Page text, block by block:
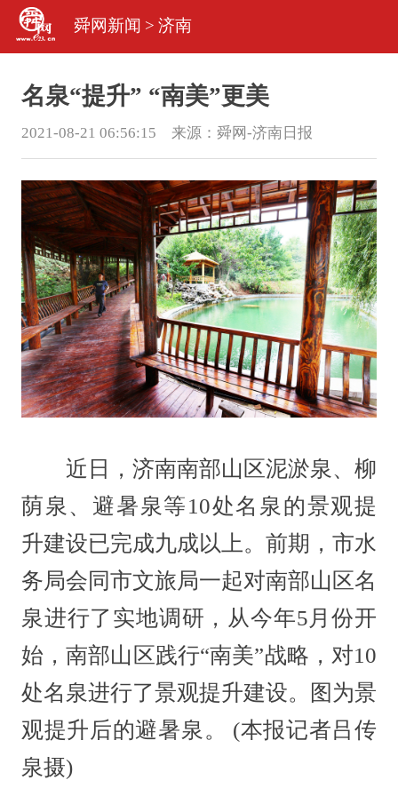
舜网新闻 > 济南
名泉“提升” “南美”更美
2021-08-21 06:56:15 来源： 舜网-济南日报
近日，济南南部山区泥淤泉、柳
荫泉、避暑泉等10处名泉的景观提
升建设已完成九成以上。前期，市水
务局会同市文旅局一起对南部山区名
泉进行了实地调研，从今年5月份开
始，南部山区践行“南美”战略，对10
处名泉进行了景观提升建设。图为景
观提升后的避暑泉。 (本报记者吕传
泉摄)